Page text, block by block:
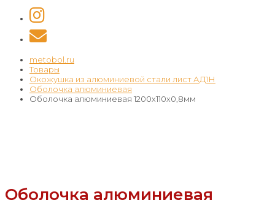
metobol.ru
Товары
Окожушка из алюминиевой стали лист АД1Н
Оболочка алюминиевая
Оболочка алюминиевая 1200х110х0,8мм
Оболочка алюминиевая